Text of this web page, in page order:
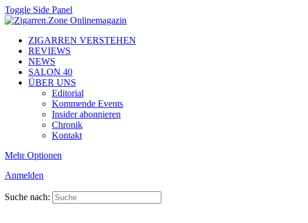
Toggle Side Panel
ZIGARREN VERSTEHEN
REVIEWS
NEWS
SALON 40
ÜBER UNS
Editorial
Kommende Events
Insider abonnieren
Chronik
Kontakt
Mehr Optionen
Anmelden
Suche nach: